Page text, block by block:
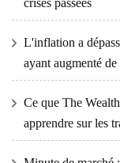
L'inflation a
ayant augmenté
Ce que The
apprendre sur les